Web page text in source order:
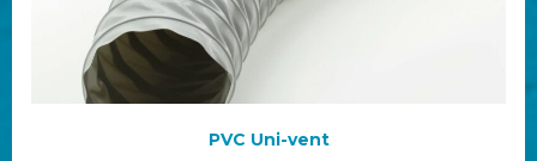
PVC Uni-vent